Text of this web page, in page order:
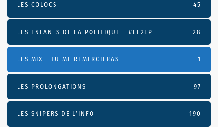
LES COLOCS 45
LES ENFANTS DE LA POLITIQUE – #LE2LP 28
LES MIX - TU ME REMERCIERAS 1
LES PROLONGATIONS 97
LES SNIPERS DE L’INFO 190